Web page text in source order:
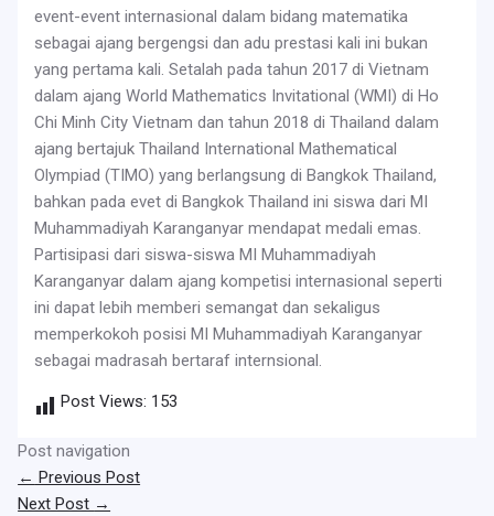
event-event internasional dalam bidang matematika
sebagai ajang bergengsi dan adu prestasi kali ini bukan
yang pertama kali. Setalah pada tahun 2017 di Vietnam
dalam ajang World Mathematics Invitational (WMI) di Ho
Chi Minh City Vietnam dan tahun 2018 di Thailand dalam
ajang bertajuk Thailand International Mathematical
Olympiad (TIMO) yang berlangsung di Bangkok Thailand,
bahkan pada evet di Bangkok Thailand ini siswa dari MI
Muhammadiyah Karanganyar mendapat medali emas.
Partisipasi dari siswa-siswa MI Muhammadiyah
Karanganyar dalam ajang kompetisi internasional seperti
ini dapat lebih memberi semangat dan sekaligus
memperkokoh posisi MI Muhammadiyah Karanganyar
sebagai madrasah bertaraf internsional.
Post Views: 153
Post navigation
← Previous Post
Next Post →